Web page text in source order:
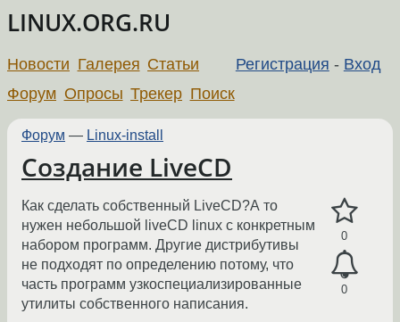
LINUX.ORG.RU
Регистрация - Вход
Новости Галерея Статьи
Форум Опросы Трекер Поиск
Форум — Linux-install
Создание LiveCD
0
0
Как сделать собственный LiveCD?А то
нужен небольшой liveCD linux с конкретным
набором программ. Другие дистрибутивы
не подходят по определению потому, что
часть программ узкоспециализированные
утилиты собственного написания.